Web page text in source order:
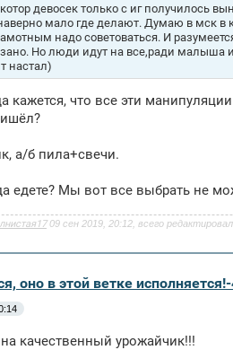
девосек только с иг получилось
мало где делают. Думаю в мск в
надо советоваться. И
Но люди идут на все,ради малыша и
настал)
кажется, что все эти
а/б пила+свечи.
едете? Мы вот все выбрать не
09 сен 2019, 20:12, всего
оно в этой ветке
качественный урожайчик!!!